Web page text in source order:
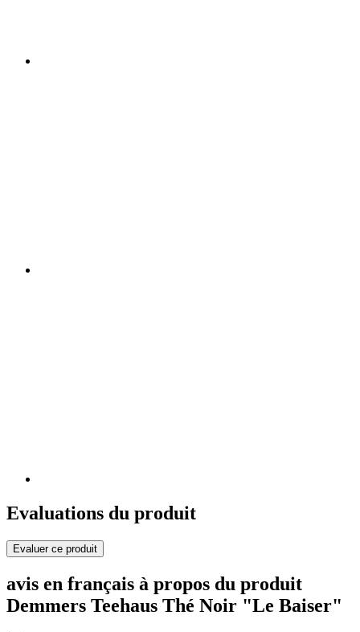
Evaluations du produit
Evaluer ce produit
avis en français à propos du produit
Demmers Teehaus Thé Noir "Le Baiser"